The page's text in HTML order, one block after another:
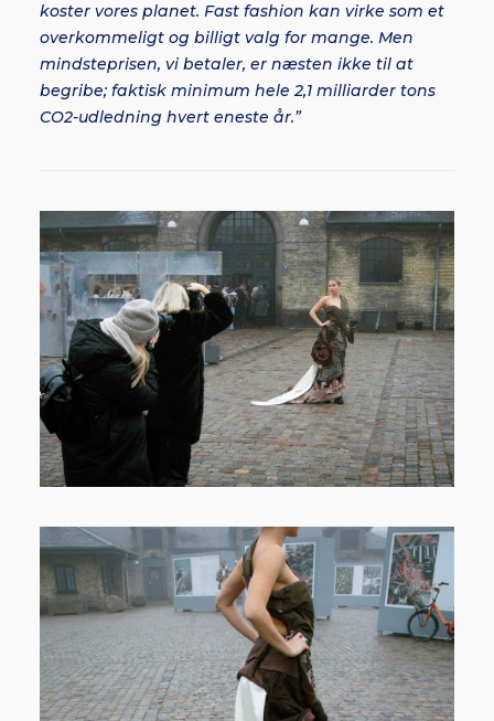
koster vores planet. Fast fashion kan virke som et
overkommeligt og billigt valg for mange. Men
mindsteprisen, vi betaler, er næsten ikke til at
begribe; faktisk minimum hele 2,1 milliarder tons
CO2-udledning hvert eneste år.”